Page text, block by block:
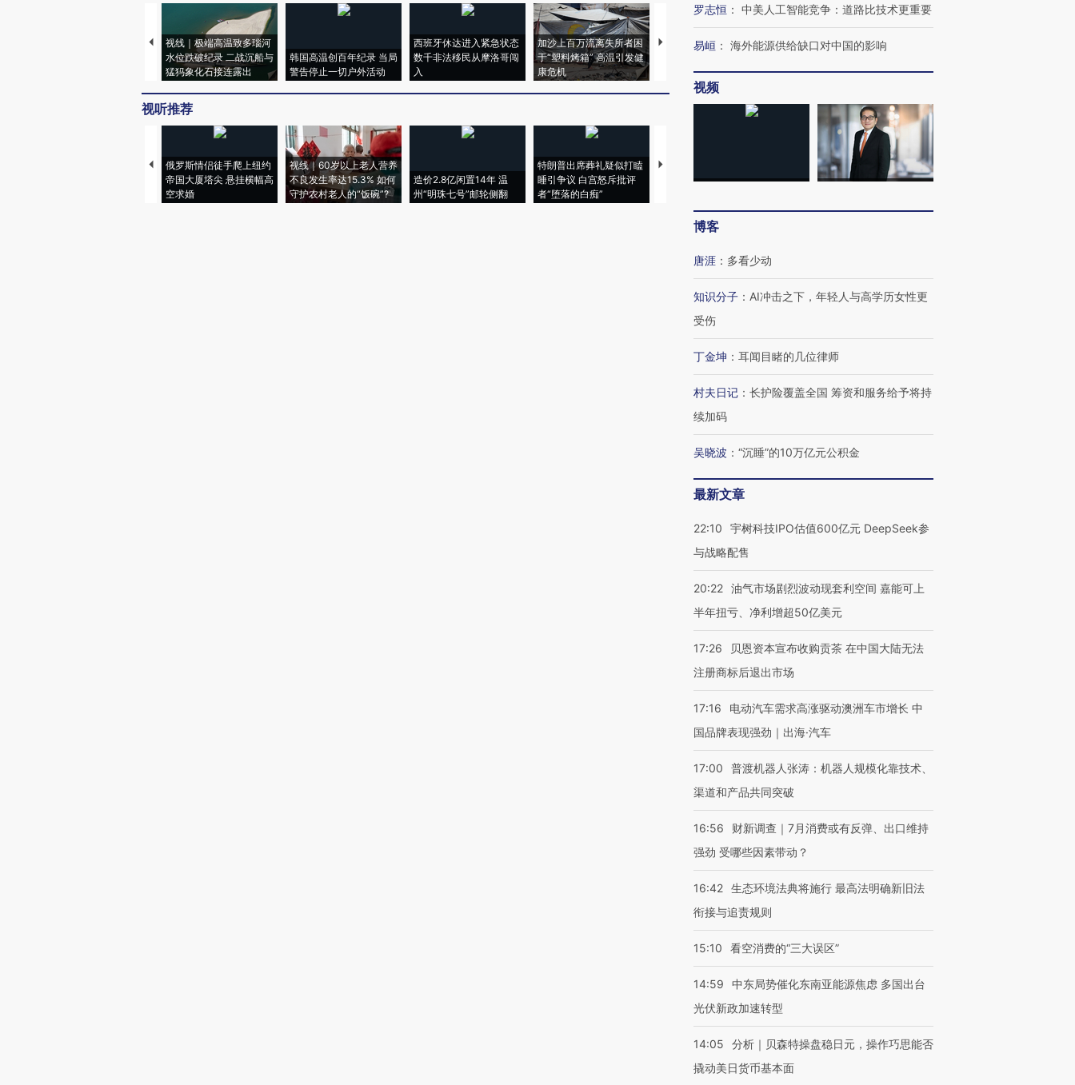
视线｜极端高温致多瑙河
水位跌破纪录 二战沉船与
猛犸象化石接连露出
韩国高温创百年纪录 当局
警告停止一切户外活动
西班牙休达进入紧急状态
数千非法移民从摩洛哥闯
入
加沙上百万流离失所者困
于“塑料烤箱” 高温引发健
康危机
视线｜HYROX的吸金
心“花钱找虐”？
马航飞行员跨国走私7万
毒品
育部长拱下台
视听推荐
俄罗斯情侣徒手爬上纽约
帝国大厦塔尖 悬挂横幅高
空求婚
视线｜60岁以上老人营养
不良发生率达15.3% 如何
守护农村老人的“饭碗”?
造价2.8亿闲置14年 温
州“明珠七号”邮轮侧翻
特朗普出席葬礼疑似打瞌
睡引争议 白宫怒斥批评
者“堕落的白痴”
视线｜全球最热百城独占
97个 印度如何熬过48°C
38岁梅西上演帽子戏法
视线｜不考竞赛的王虹、
围棋失利的邓煜 两位菲尔
罗志恒 ： 中美人工智能竞争：道路比技术更重要
易峘 ： 海外能源供给缺口对中国的影响
视频
博客
唐涯 ： 多看少动
知识分子 ： AI冲击之下，年轻人与高学历女性更
受伤
丁金坤 ： 耳闻目睹的几位律师
村夫日记 ： 长护险覆盖全国 筹资和服务给予将持
续加码
吴晓波 ： “沉睡”的10万亿元公积金
最新文章
22:10
宇树科技IPO估值600亿元 DeepSeek参
与战略配售
20:22 油气市场剧烈波动现套利空间 嘉能可上
半年扭亏、净利增超50亿美元
17:26
贝恩资本宣布收购贡茶 在中国大陆无法
注册商标后退出市场
17:16
电动汽车需求高涨驱动澳洲车市增长 中
国品牌表现强劲｜出海·汽车
17:00
普渡机器人张涛：机器人规模化靠技术、
渠道和产品共同突破
16:56
财新调查｜7月消费或有反弹、出口维持
强劲 受哪些因素带动？
16:42 生态环境法典将施行 最高法明确新旧法
衔接与追责规则
15:10 看空消费的“三大误区”
14:59
中东局势催化东南亚能源焦虑 多国出台
光伏新政加速转型
14:05
分析｜贝森特操盘稳日元，操作巧思能否
撬动美日货币基本面